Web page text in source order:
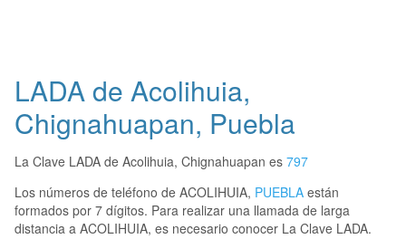
LADA de Acolihuia,
Chignahuapan, Puebla
La Clave LADA de Acolihuia, Chignahuapan es 797
Los números de teléfono de ACOLIHUIA, PUEBLA están
formados por 7 dígitos. Para realizar una llamada de larga
distancia a ACOLIHUIA, es necesario conocer La Clave LADA.